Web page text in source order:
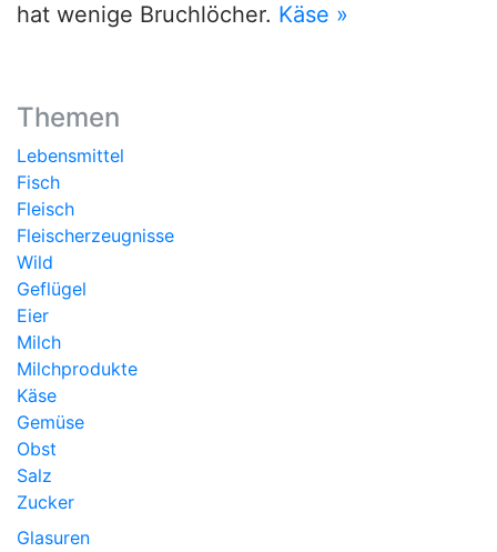
hat wenige Bruchlöcher. Käse »
Themen
Lebensmittel
Fisch
Fleisch
Fleischerzeugnisse
Wild
Geflügel
Eier
Milch
Milchprodukte
Käse
Gemüse
Obst
Salz
Zucker
Glasuren